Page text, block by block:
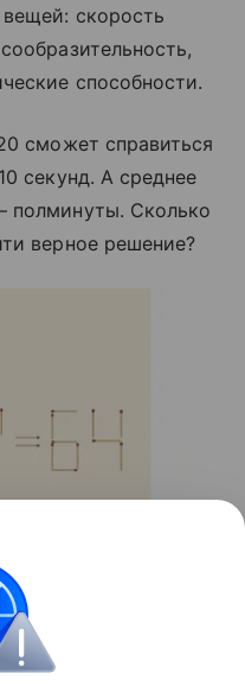
вещей: скорость
способности.
сможет справиться
секунд. А среднее
полминуты. Сколько
верное решение?